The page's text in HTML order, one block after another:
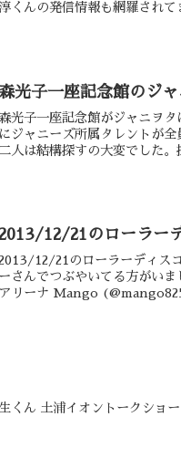
くんの発信情報も網羅され
光子一座記念館のジ
森光子一座記念館がジャニヲ
にジャニーズ所属タレントが
二人は結構探すの大変でした。
2013/12/21のローラー
12/21のローラーディス
ーさんでつぶやいてる方がいました。 ローラーディスコなう〜 @ 東京ドーム ロ
アリーナ Mango
くん 土浦イオントークショ